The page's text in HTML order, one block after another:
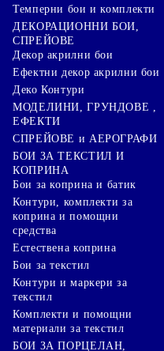
Темперни бои и комплекти
ДЕКОРАЦИОННИ БОИ,
СПРЕЙОВЕ
Декор акрилни бои
Ефектни декор акрилни бои
Деко Контури
МОДЕЛИНИ, ГРУНДОВЕ ,
ЕФЕКТИ
СПРЕЙОВЕ и АЕРОГРАФИ
БОИ ЗА ТЕКСТИЛ И
КОПРИНА
Бои за коприна и батик
Контури, комплекти за
коприна и помощни
средства
Естествена коприна
Бои за текстил
Контури и маркери за
текстил
Комплекти и помощни
материали за текстил
БОИ ЗА ПОРЦЕЛАН,